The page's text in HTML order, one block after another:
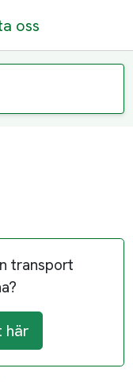
oss
transport
här